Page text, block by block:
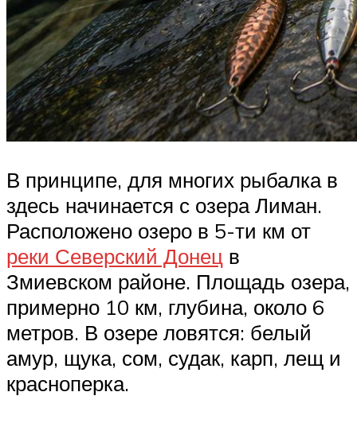
В принципе, для многих рыбалка в
здесь начинается с озера Лиман.
Расположено озеро в 5-ти км от
реки Северский Донец в
Змиевском районе. Площадь озера,
примерно 10 км, глубина, около 6
метров. В озере ловятся: белый
амур, щука, сом, судак, карп, лещ и
красноперка.